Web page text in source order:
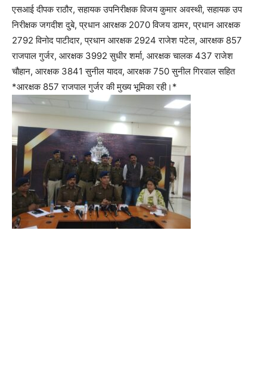
एसआई दीपक राठौर, सहायक उपनिरीक्षक विजय कुमार अवस्थी, सहायक उप
निरीक्षक जगदीश दुबे, प्रधान आरक्षक 2070 विजय डामर, प्रधान आरक्षक
2792 विनोद पाटीदार, प्रधान आरक्षक 2924 राजेश पटेल, आरक्षक 857
राजपाल गुर्जर, आरक्षक 3992 सुधीर शर्मा, आरक्षक चालक 437 राजेश
चौहान, आरक्षक 3841 सुनील यादव, आरक्षक 750 सुनील गिरवाल सहित
*आरक्षक 857 राजपाल गुर्जर की मुख्य भूमिका रही।*